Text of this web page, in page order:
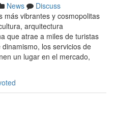
News
Discuss
más vibrantes y cosmopolitas
arquitectura
que atrae a miles de turistas
los servicios de
un lugar en el mercado,